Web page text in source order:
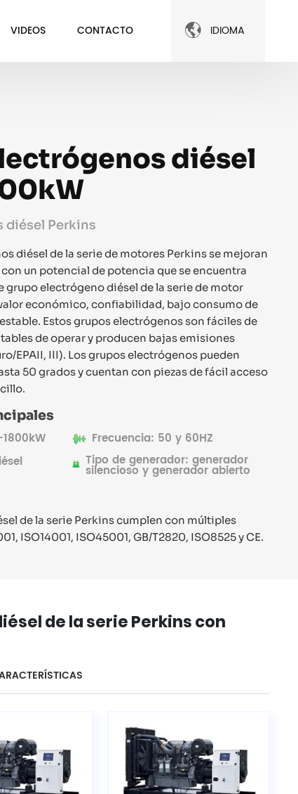
 IDIOMA
VIDEOS CONTACTO
diésel
diésel Perkins
diésel de la serie de motores Perkins se mejoran
un potencial de potencia que se encuentra
grupo electrógeno diésel de la serie de motor
económico, confiabilidad, bajo consumo de
Estos grupos electrógenos son fáciles de
de operar y producen bajas emisiones
EPAII, III). Los grupos electrógenos pueden
50 grados y cuentan con piezas de fácil acceso
Frecuencia: 50 y 60HZ
Tipo de generador: generador
silencioso y generador abierto
de la serie Perkins cumplen con múltiples
ISO14001, ISO45001, GB/T2820, ISO8525 y CE.
de la serie Perkins con